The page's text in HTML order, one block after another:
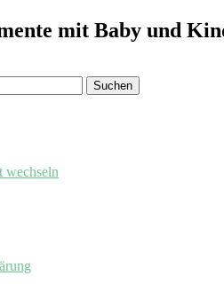
mit Baby und
wechseln